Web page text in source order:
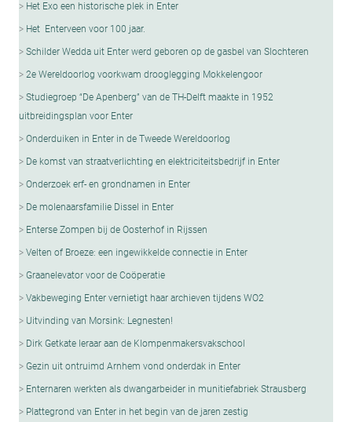
Het Exo een historische plek in Enter
Het Enterveen voor 100 jaar.
Schilder Wedda uit Enter werd geboren op de gasbel van Slochteren
2e Wereldoorlog voorkwam drooglegging Mokkelengoor
Studiegroep “De Apenberg” van de TH-Delft maakte in 1952
uitbreidingsplan voor Enter
Onderduiken in Enter in de Tweede Wereldoorlog
De komst van straatverlichting en elektriciteitsbedrijf in Enter
Onderzoek erf- en grondnamen in Enter
De molenaarsfamilie Dissel in Enter
Enterse Zompen bij de Oosterhof in Rijssen
Velten of Broeze: een ingewikkelde connectie in Enter
Graanelevator voor de Coöperatie
Vakbeweging Enter vernietigt haar archieven tijdens WO2
Uitvinding van Morsink: Legnesten!
Dirk Getkate leraar aan de Klompenmakersvakschool
Gezin uit ontruimd Arnhem vond onderdak in Enter
Enternaren werkten als dwangarbeider in munitiefabriek Strausberg
Plattegrond van Enter in het begin van de jaren zestig